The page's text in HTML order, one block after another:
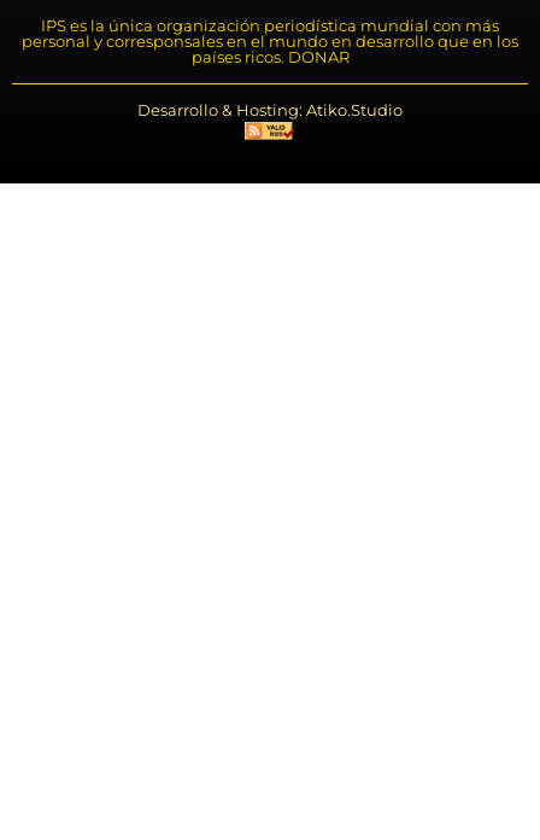
IPS es la única organización periodística mundial con más
personal y corresponsales en el mundo en desarrollo que en los
países ricos. DONAR
Desarrollo & Hosting: Atiko.Studio